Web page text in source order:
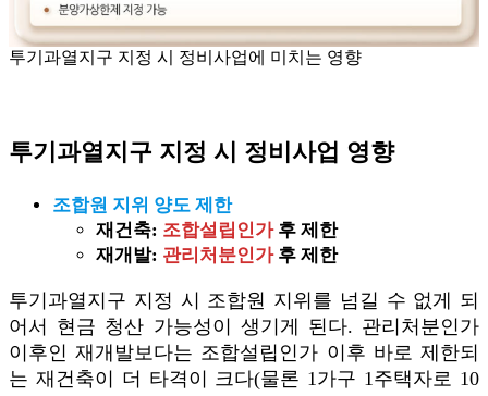
투기과열지구 지정 시 정비사업에 미치는 영향
투기과열지구 지정 시 정비사업 영향
조합원 지위 양도 제한
재건축: 조합설립인가후 제한
재개발: 관리처분인가후 제한
투기과열지구 지정 시 조합원 지위를 넘길 수 없게 되
어서 현금 청산 가능성이 생기게 된다. 관리처분인가
이후인 재개발보다는 조합설립인가 이후 바로 제한되
는 재건축이 더 타격이 크다(물론 1가구 1주택자로 10